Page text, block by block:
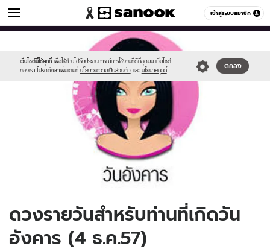
เข้าสู่ระบบสมาชิก
ดูดวง หมวดอื่นๆ
เว็บไซต์นี้ใช้คุกกี้ เพื่อให้ท่านได้รับประสบการณ์การใช้งานที่ดีที่สุดบน เว็บไซต์
ของเรา โปรดศึกษาเพิ่มเติมที่ นโยบายความเป็นส่วนตัว และ นโยบายคุกกี้
ตกลง
//s.isanook.com/sr/0/images/logo-
sanook.png
//s.isanook.com/ho/0/ud/14/74681/170-
ดวงรายวันสำหรับท่านที่เกิดวัน
อังคาร (4 ธ.ค.57)